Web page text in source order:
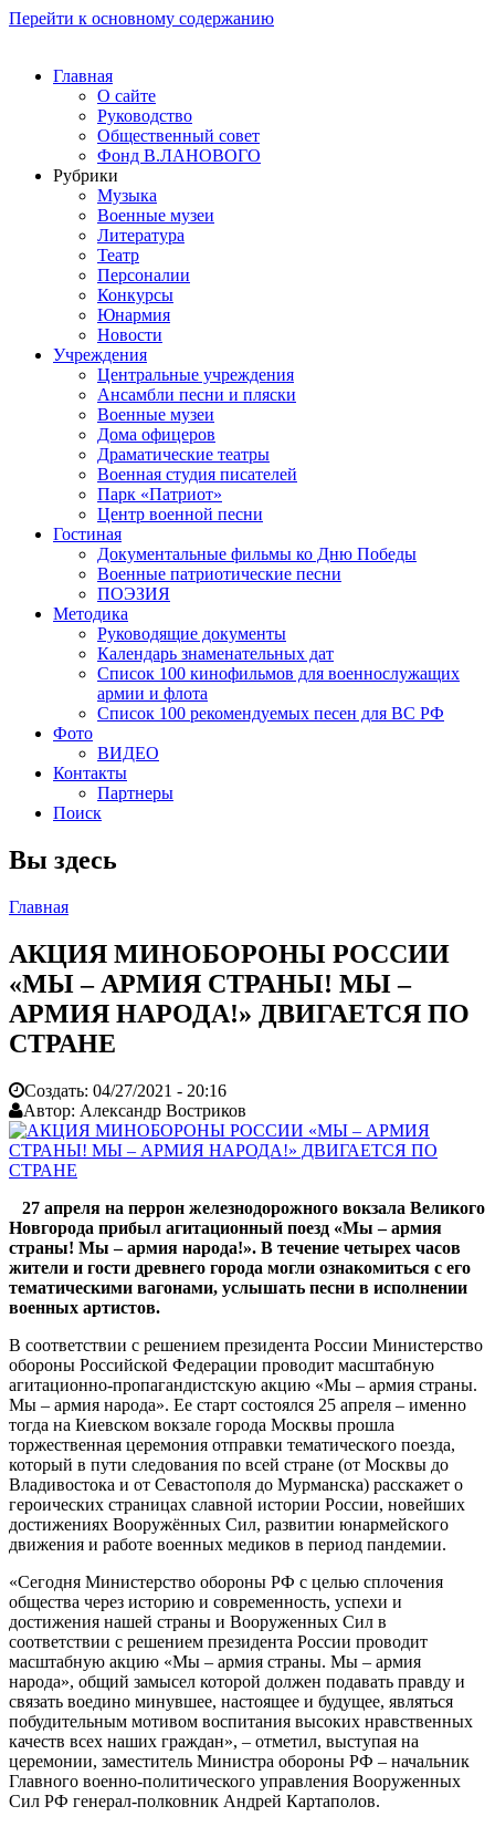
Перейти к основному содержанию
Главная
О сайте
Руководство
Общественный совет
Фонд В.ЛАНОВОГО
Рубрики
Музыка
Военные музеи
Литература
Театр
Персоналии
Конкурсы
Юнармия
Новости
Учреждения
Центральные учреждения
Ансамбли песни и пляски
Военные музеи
Дома офицеров
Драматические театры
Военная студия писателей
Парк «Патриот»
Центр военной песни
Гостиная
Документальные фильмы ко Дню Победы
Военные патриотические песни
ПОЭЗИЯ
Методика
Руководящие документы
Календарь знаменательных дат
Список 100 кинофильмов для военнослужащих
армии и флота
Список 100 рекомендуемых песен для ВС РФ
Фото
ВИДЕО
Контакты
Партнеры
Поиск
Вы здесь
Главная
АКЦИЯ МИНОБОРОНЫ РОССИИ
«МЫ – АРМИЯ СТРАНЫ! МЫ –
АРМИЯ НАРОДА!» ДВИГАЕТСЯ ПО
СТРАНЕ
Создать: 04/27/2021 - 20:16
Автор: Александр Востриков
27 апреля на перрон железнодорожного вокзала Великого
Новгорода прибыл агитационный поезд «Мы – армия
страны! Мы – армия народа!». В течение четырех часов
жители и гости древнего города могли ознакомиться с его
тематическими вагонами, услышать песни в исполнении
военных артистов.
В соответствии с решением президента России Министерство
обороны Российской Федерации проводит масштабную
агитационно-пропагандистскую акцию «Мы – армия страны.
Мы – армия народа». Ее старт состоялся 25 апреля – именно
тогда на Киевском вокзале города Москвы прошла
торжественная церемония отправки тематического поезда,
который в пути следования по всей стране (от Москвы до
Владивостока и от Севастополя до Мурманска) расскажет о
героических страницах славной истории России, новейших
достижениях Вооружённых Сил, развитии юнармейского
движения и работе военных медиков в период пандемии.
«Сегодня Министерство обороны РФ с целью сплочения
общества через историю и современность, успехи и
достижения нашей страны и Вооруженных Сил в
соответствии с решением президента России проводит
масштабную акцию «Мы – армия страны. Мы – армия
народа», общий замысел которой должен подавать правду и
связать воедино минувшее, настоящее и будущее, являться
побудительным мотивом воспитания высоких нравственных
качеств всех наших граждан», – отметил, выступая на
церемонии, заместитель Министра обороны РФ – начальник
Главного военно-политического управления Вооруженных
Сил РФ генерал-полковник Андрей Картаполов.